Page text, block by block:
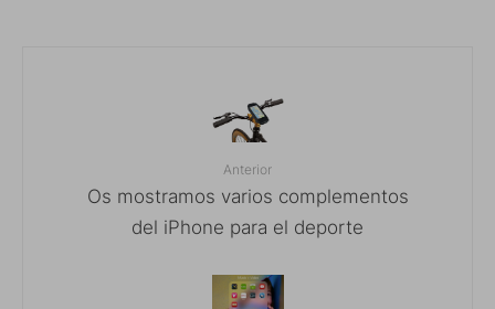
Anterior
Os mostramos varios complementos
del iPhone para el deporte